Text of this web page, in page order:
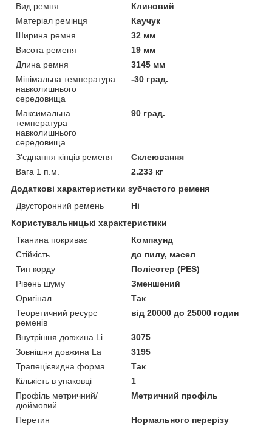
Вид ремня
Клиновий
Матеріал ремінця
Каучук
Ширина ремня
32 мм
Висота ременя
19 мм
Длина ремня
3145 мм
Мінімальна температура
навколишнього
середовища
-30 град.
Максимальна
температура
навколишнього
середовища
90 град.
З'єднання кінців ременя
Склеювання
Вага 1 п.м.
2.233 кг
Додаткові характеристики зубчастого ременя
Двусторонний ремень
Ні
Користувальницькі характеристики
Тканина покриває
Компаунд
Стійкість
до пилу, масел
Тип корду
Поліестер (PES)
Рівень шуму
Зменшений
Оригінал
Так
Теоретичний ресурс
ременів
від 20000 до 25000 годин
Внутрішня довжина Li
3075
Зовнішня довжина La
3195
Трапецієвидна форма
Так
Кількість в упаковці
1
Профіль метричний/
дюймовий
Метричний профіль
Перетин
Нормального перерізу